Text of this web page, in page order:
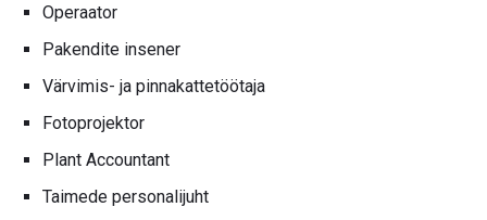
Operaator
Pakendite insener
Värvimis- ja pinnakattetöötaja
Fotoprojektor
Plant Accountant
Taimede personalijuht